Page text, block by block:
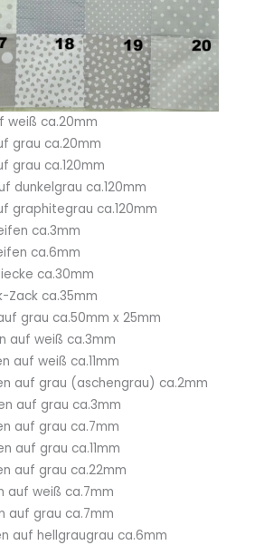
weiß ca.20mm
grau ca.20mm
grau ca.120mm
dunkelgrau ca.120mm
graphitegrau ca.120mm
ca.3mm
ca.6mm
ca.30mm
Zack ca.35mm
grau ca.50mm x 25mm
auf weiß ca.3mm
auf weiß ca.11mm
auf grau (aschengrau) ca.2mm
auf grau ca.3mm
auf grau ca.7mm
auf grau ca.11mm
auf grau ca.22mm
auf weiß ca.7mm
auf grau ca.7mm
auf hellgraugrau ca.6mm